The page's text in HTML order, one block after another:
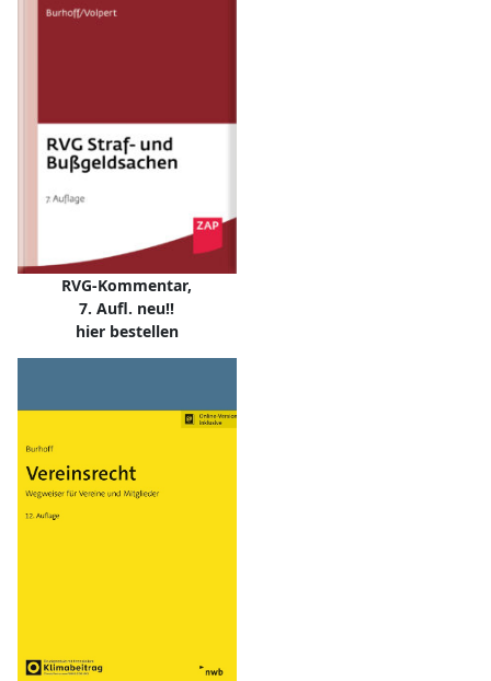
RVG-Kommentar,
7. Aufl. neu!!
hier bestellen